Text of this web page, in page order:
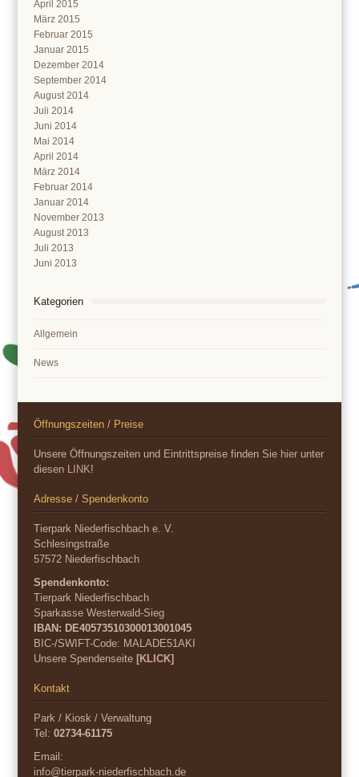
April 2015
März 2015
Februar 2015
Januar 2015
Dezember 2014
September 2014
August 2014
Juli 2014
Juni 2014
Mai 2014
April 2014
März 2014
Februar 2014
Januar 2014
November 2013
August 2013
Juli 2013
Juni 2013
Kategorien
Allgemein
News
Öffnungszeiten / Preise
Unsere Öffnungszeiten und Eintrittspreise finden Sie hier unter
diesen LINK!
Adresse / Spendenkonto
Tierpark Niederfischbach e. V.
Schlesingstraße
57572 Niederfischbach
Spendenkonto:
Tierpark Niederfischbach
Sparkasse Westerwald-Sieg
IBAN: DE40573510300013001045
BIC-/SWIFT-Code: MALADE51AKI
Unsere Spendenseite[KLICK]
Kontakt
Park / Kiosk / Verwaltung
Tel:02734-61175
Email:
info@tierpark-niederfischbach.de